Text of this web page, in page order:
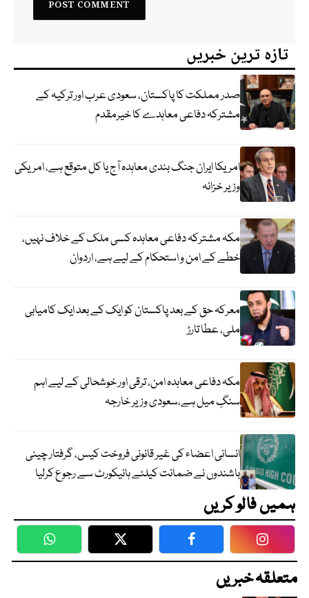
تازہ ترین خبریں
صدر مملکت کا پاکستان، سعودی عرب اور ترکیہ کے
مشترکہ دفاعی معاہدے کا خیرمقدم
امریکا ایران جنگ بندی معاہدہ آج یا کل متوقع ہے، امریکی
وزیر خزانہ
مکہ مشترکہ دفاعی معاہدہ کسی ملک کے خلاف نہیں،
خطے کے امن و استحکام کے لیے ہے، اردوان
معرکہ حق کے بعد پاکستان کو ایک کے بعد ایک کامیابی
ملی، عطا تارڑ
مکہ دفاعی معاہدہ امن، ترقی اور خوشحالی کے لیے اہم
سنگِ میل ہے،سعودی وزیر خارجہ
انسانی اعضاء کی غیر قانونی فروخت کیس، گرفتار چینی
باشندوں نے ضمانت کیلئے ہائیکورٹ سے رجوع کرلیا
ہمیں فالو کریں
WhatsApp Twitter Facebook
متعلقہ خبریں